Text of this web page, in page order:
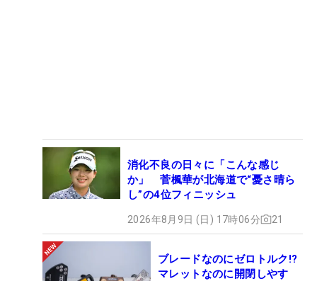
消化不良の日々に「こんな感じ
か」 菅楓華が北海道で“憂さ晴ら
し”の4位フィニッシュ
2026年8月9日 (日) 17時06分 21
ブレードなのにゼロトルク!?
マレットなのに開閉しやす